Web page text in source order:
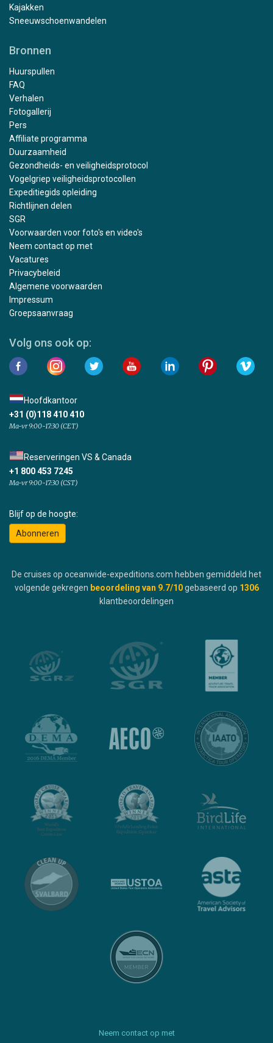
Kajakken
Sneeuwschoenwandelen
Bronnen
Huurspullen
FAQ
Verhalen
Fotogallerij
Pers
Affiliate programma
Duurzaamheid
Gezondheids- en veiligheidsprotocol
Vogelgriep veiligheidsprotocollen
Expeditiegids opleiding
Richtlijnen delen
SGR
Voorwaarden voor foto's en video's
Neem contact op met
Vacatures
Privacybeleid
Algemene voorwaarden
Impressum
Groepsaanvraag
Volg ons ook op:
Hoofdkantoor
+31 (0)118 410 410
Ma-vr 9:00-17:30 (CET)
Reserveringen VS & Canada
+1 800 453 7245
Ma-vr 9:00-17:30 (CST)
Blijf op de hoogte:
Abonneren
De cruises op oceanwide-expeditions.com hebben gemiddeld het
volgende gekregen beoordeling van 9.7/10 gebaseerd op 1306
klantbeoordelingen
Neem contact op met